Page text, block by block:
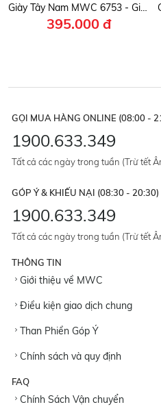
Giày Tây Nam MWC 6753 - Giày Mọi Nam Cao Cấp, Giày Da Slip On Công Sở Lịch Lãm, Thời Trang.
395.000 đ
GỌI MUA HÀNG ONLINE (08:00 -
1900.633.349
Tất cả các ngày trong tuần (Trừ tết
GÓP Ý & KHIẾU NẠI (08:30 - 20:30)
1900.633.349
Tất cả các ngày trong tuần (Trừ tết
THÔNG TIN
Giới thiệu về MWC
Điều kiện giao dịch chung
Than Phiền Góp Ý
Chính sách và quy định
FAQ
Chính Sách Vận chuyển